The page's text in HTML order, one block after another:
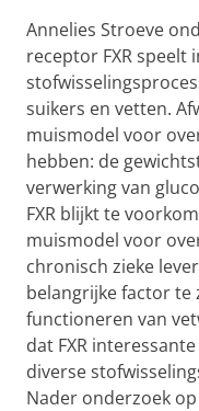
Annelies Stroeve
receptor FXR speelt
suikers en vetten.
muismodel voor
hebben: de
verwerking van
FXR blijkt te
muismodel voor
chronisch zieke
belangrijke factor te
functioneren van
dat FXR
diverse
Nader onderzoek